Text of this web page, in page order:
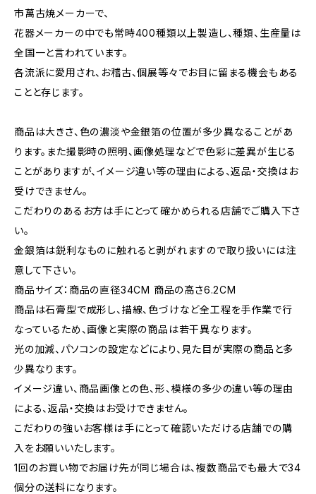
市萬古焼メーカーで、
花器メーカーの中でも常時400種類以上製造し、種類、生産量は
全国一と言われています。
各流派に愛用され、お稽古、個展等々でお目に留まる機会もある
ことと存じます。
商品は大きさ、色の濃淡や金銀箔の位置が多少異なることがあ
ります。また撮影時の照明、画像処理などで色彩に差異が生じる
ことがありますが、イメージ違い等の理由による、返品・交換はお
受けできません。
こだわりのあるお方は手にとって確かめられる店舗でご購入下さ
い。
金銀箔は鋭利なものに触れると剥がれますので取り扱いには注
意して下さい。
商品サイズ：商品の直径34CM 商品の高さ6.2CM
商品は石膏型で成形し、描線、色づけなど全工程を手作業で行
なっているため、画像と実際の商品は若干異なります。
光の加減、パソコンの設定などにより、見た目が実際の商品と多
少異なります。
イメージ違い、商品画像との色、形、模様の多少の違い等の理由
による、返品・交換はお受けできません。
こだわりの強いお客様は手にとって確認いただける店舗での購
入をお願いいたします。
1回のお買い物でお届け先が同じ場合は、複数商品でも最大で34
個分の送料になります。